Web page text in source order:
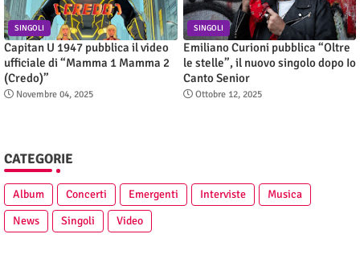
SINGOLI
Capitan U 1947 pubblica il video
ufficiale di “Mamma 1 Mamma 2
(Credo)”
Novembre 04, 2025
SINGOLI
Emiliano Curioni pubblica “Oltre
le stelle”, il nuovo singolo dopo Io
Canto Senior
Ottobre 12, 2025
CATEGORIE
Album Concerti Emergenti Interviste
Musica
News
Singoli Video